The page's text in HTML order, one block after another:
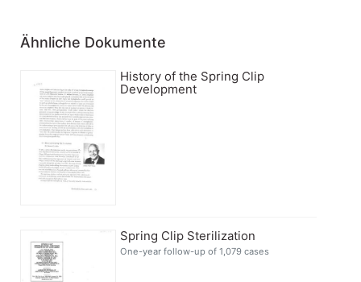
Ähnliche Dokumente
History of the Spring Clip
Development
Spring Clip Sterilization
One-year follow-up of 1,079 cases